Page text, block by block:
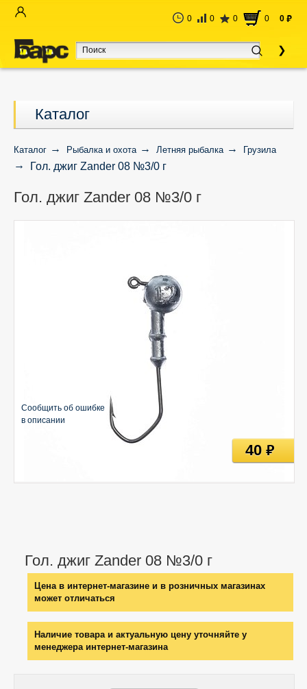
0 0 0 0 0 руб
Каталог
Каталог Рыбалка и охота Летняя рыбалка Грузила
Гол. джиг Zander 08 №3/0 г
Гол. джиг Zander 08 №3/0 г
Гол. джиг Zander 08 №3/0 г
Цена в интернет-магазине и в розничных магазинах
может отличаться
Наличие товара и актуальную цену уточняйте у
менеджера интернет-магазина
Сообщить об ошибке
в описании
40руб